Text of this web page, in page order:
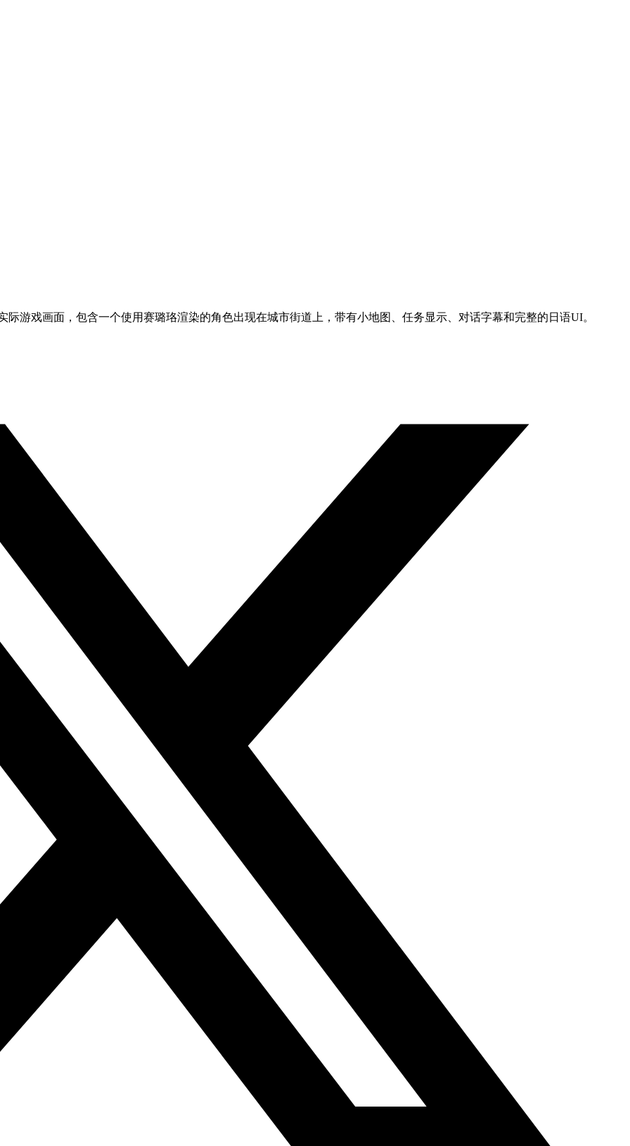
游戏画面，包含一个使用赛璐珞渲染的角色出现在城市街道上，带有小地图、任务显示、对话字幕和完整的日语UI。